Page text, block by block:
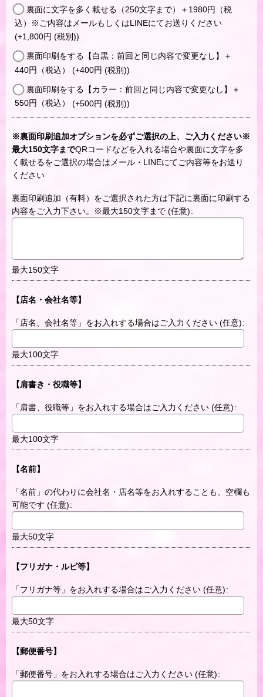
裏面に文字を多く載せる（250文字まで）＋1980円（税
込）※ご内容はメールもしくはLINEにてお送りください
(+1,800円 (税別))
裏面印刷をする【白黒：前回と同じ内容で変更なし】＋
440円（税込） (+400円 (税別))
裏面印刷をする【カラー：前回と同じ内容で変更なし】＋
550円（税込） (+500円 (税別))
※裏面印刷追加オプションを必ずご選択の上、ご入力ください※
最大150文字までQRコードなどを入れる場合や裏面に文字を多
く載せるをご選択の場合はメール・LINEにてご内容等をお送り
ください
裏面印刷追加（有料）をご選択された方は下記に裏面に印刷する
内容をご入力下さい。※最大150文字まで (任意):
最大150文字
【店名・会社名等】
「店名、会社名等」をお入れする場合はご入力ください (任意):
最大100文字
【肩書き・役職等】
「肩書、役職等」をお入れする場合はご入力ください (任意):
最大100文字
【名前】
「名前」の代わりに会社名・店名等をお入れすることも、空欄も
可能です (任意):
最大50文字
【フリガナ・ルビ等】
「フリガナ等」をお入れする場合はご入力ください (任意):
最大50文字
【郵便番号】
「郵便番号」をお入れする場合はご入力ください (任意):